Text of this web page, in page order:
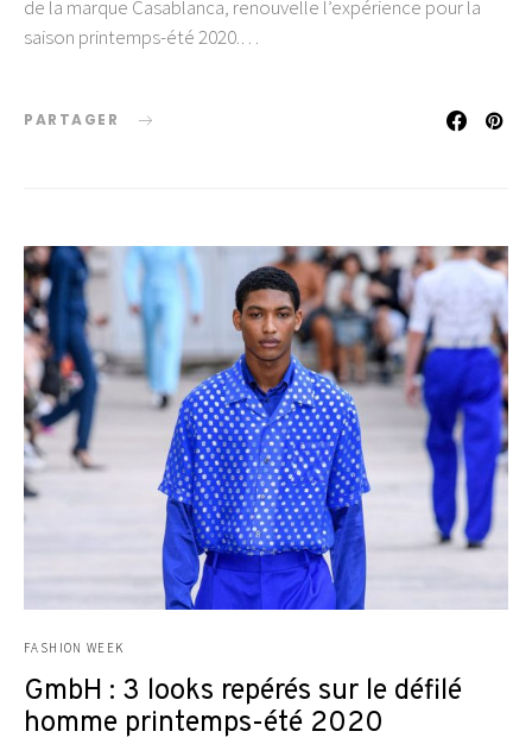
de la marque Casablanca, renouvelle l’expérience pour la
saison printemps-été 2020.…
PARTAGER
FASHION WEEK
GmbH : 3 looks repérés sur le défilé
homme printemps-été 2020